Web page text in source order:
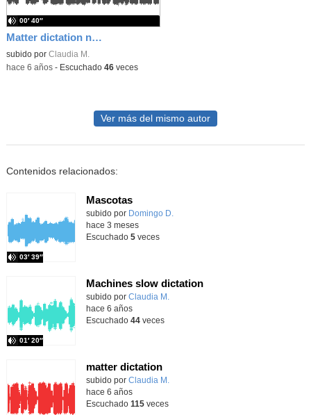
Matter dictation normal speed
subido por Claudia M.
00′ 40″
-hace 6 años- Escuchado 46veces
Ver más del mismo autor
Contenidos relacionados:
Mascotas
Contenido educativo.
subido por Domingo D.
03′ 39″
hace 3 meses
Escuchado 5veces
Machines slow dictation
subido por Claudia M.
01′ 20″
hace 6 años
Escuchado 44veces
matter dictation
subido por Claudia M.
hace 6 años
Escuchado 115veces